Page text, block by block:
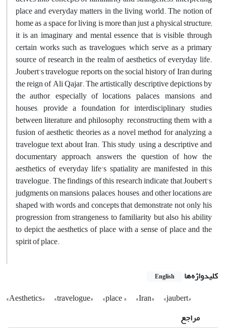
place and everyday matters in the living world. The notion of
home as a space for living is more than just a physical structure;
it is an imaginary and mental essence that is visible through
certain works such as travelogues, which serve as a primary
source of research in the realm of aesthetics of everyday life.
Joubert's travelogue reports on the social history of Iran during
the reign of Ali Qajar. The artistically descriptive depictions by
the author, especially of locations, palaces, mansions, and
houses, provide a foundation for interdisciplinary studies
between literature and philosophy, reconstructing them with a
fusion of aesthetic theories as a novel method for analyzing a
travelogue text about Iran. This study, using a descriptive and
documentary approach, answers the question of how the
aesthetics of everyday life's spatiality are manifested in this
travelogue. The findings of this research indicate that Joubert's
judgments on mansions, palaces, houses, and other locations are
shaped with words and concepts that demonstrate not only his
progression from strangeness to familiarity but also his ability
to depict the aesthetics of place with a sense of place and the
spirit of place.
کلیدواژه‌ها English
«Aesthetics» «travelogue» «place » «Iran»
«jaubert»
مراجع